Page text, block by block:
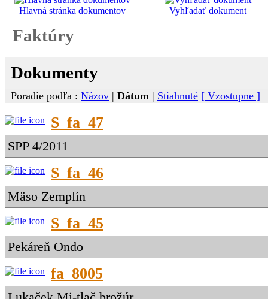
Hlavná stránka dokumentov Vyhľadať dokument
Faktúry
Dokumenty
Poradie podľa : Názov | Dátum | Stiahnuté [ Vzostupne ]
S_fa_47
SPP 4/2011
S_fa_46
Mäso Zemplín
S_fa_45
Pekáreň Ondo
fa_8005